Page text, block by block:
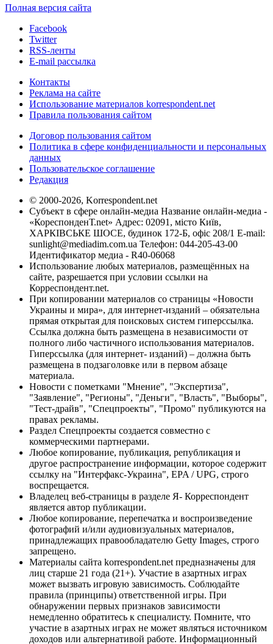
Полная версия сайта
Facebook
Twitter
RSS-ленты
E-mail рассылка
Контакты
Реклама на сайте
Использование материалов korrespondent.net
Правила пользования сайтом
Договор пользования сайтом
Политика в сфере конфиденциальности и персональных
данных
Пользовательское соглашение
Редакция
© 2000-2026, Korrespondent.net
Субъект в сфере онлайн-медиа Название онлайн-медиа -
«КореспонденТ.net» Адрес: 02091, місто Київ,
ХАРКІВСЬКЕ ШОСЕ, будинок 172-Б, офіс 208/1 E-mail:
sunlight@mediadim.com.ua Телефон: 044-205-43-00
Идентификатор медиа - R40-06068
Использование любых материалов, размещённых на
сайте, разрешается при условии ссылки на
Корреспондент.net.
При копировании материалов со страницы «Новости
Украины и мира», для интернет-изданий – обязательна
прямая открытая для поисковых систем гиперссылка.
Ссылка должна быть размещена в независимости от
полного либо частичного использования материалов.
Гиперссылка (для интернет- изданий) – должна быть
размещена в подзаголовке или в первом абзаце
материала.
Новости с пометками "Мнение", "Экспертиза",
"Заявление", "Регионы", "Деньги", "Власть", "Выборы",
"Тест-драйв", "Спецпроекты", "Промо" публикуются на
правах рекламы.
Раздел Спецпроекты создается совместно с
коммерческими партнерами.
Любое копирование, публикация, републикация и
другое распространение информации, которое содержит
ссылку на "Интерфакс-Украина", EPA / UPG, строго
воспрещается.
Владелец веб-страницы в разделе Я- Корреспондент
является автор публикации.
Любое копирование, перепечатка и воспроизведение
фотографий и/или аудиовизуальных материалов,
принадлежащих правообладателю Getty Images, строго
запрещено.
Материалы сайта korrespondent.net предназначены для
лиц старше 21 года (21+). Участие в азартных играх
может вызвать игровую зависимость. Соблюдайте
правила (принципы) ответственной игры. При
обнаружении первых признаков зависимости
немедленно обратитесь к специалисту. Помните, что
участие в азартных играх не может являться источником
доходов или альтернативой работе. Информационный